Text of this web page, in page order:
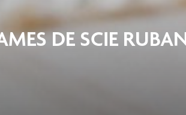
DE SCIE